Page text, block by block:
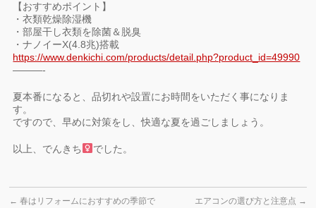
【おすすめポイント】
・衣類乾燥除湿機
・部屋干し衣類を除菌＆脱臭
・ナノイーX(4.8兆)搭載
https://www.denkichi.com/products/detail.php?product_id=49990
———-
夏本番になると、品切れや設置にお時間をいただく事になりま
す。
ですので、早めに対策をし、快適な夏を過ごしましょう。
以上、でんきち でした。
← 春はリフォームにおすすめの季節で
エアコンの選び方と注意点 →